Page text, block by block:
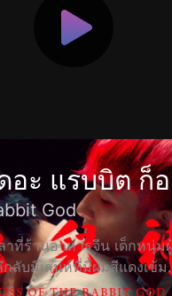
อะ แรบบิต ก็
God
าที่ร้านอาหารจีน เด็กหนุ่ม
ลับมีเสน่ห์ที่มีผมสีแดงเข้ม